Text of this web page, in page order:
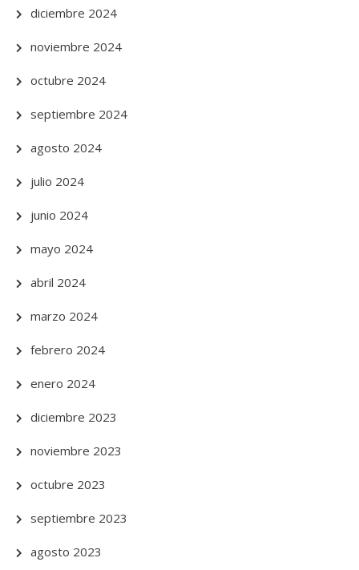
diciembre 2024
noviembre 2024
octubre 2024
septiembre 2024
agosto 2024
julio 2024
junio 2024
mayo 2024
abril 2024
marzo 2024
febrero 2024
enero 2024
diciembre 2023
noviembre 2023
octubre 2023
septiembre 2023
agosto 2023